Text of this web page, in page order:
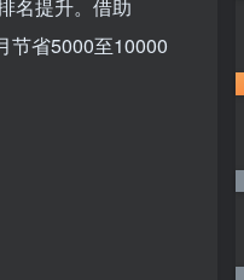
名提升。借助
节省5000至10000